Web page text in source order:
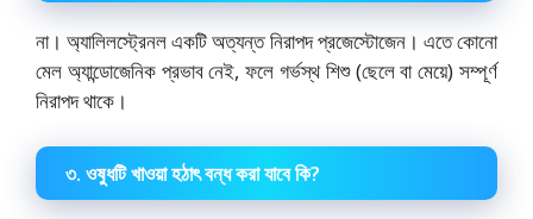
না। অ্যালিলস্ট্রেনল একটি অত্যন্ত নিরাপদ প্রজেস্টোজেন। এতে কোনো
মেল অ্যান্ডোজেনিক প্রভাব নেই, ফলে গর্ভস্থ শিশু (ছেলে বা মেয়ে) সম্পূর্ণ
নিরাপদ থাকে।
৩. ওষুধটি খাওয়া হঠাৎ বন্ধ করা যাবে কি?